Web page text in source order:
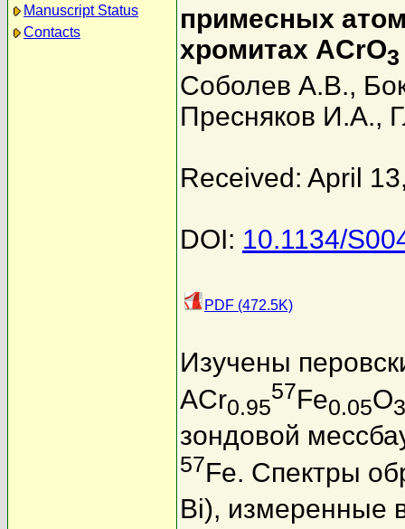
Manuscript Status
Contacts
примесных
хромитах ACrO3
Соболев А.В.,
Пресняков И.А.,
Received: April
DOI: 10.1134/
PDF (472.5K)
Изучены
ACr0.95
57Fe0.05O3
зондовой
57Fe. Спектры
Bi), измеренные